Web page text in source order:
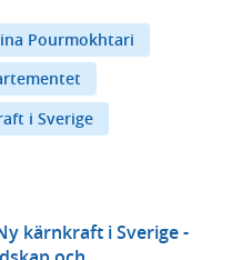
Pourmokhtari
i Sverige
kärnkraft i Sverige -